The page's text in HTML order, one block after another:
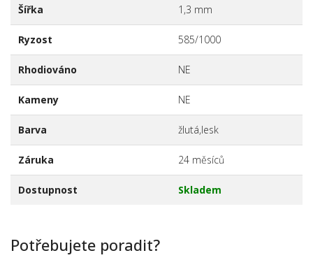
Šířka 1,3 mm
Ryzost 585/1000
Rhodiováno NE
Kameny NE
Barva žlutá,lesk
Záruka 24 měsíců
Dostupnost Skladem
Potřebujete poradit?